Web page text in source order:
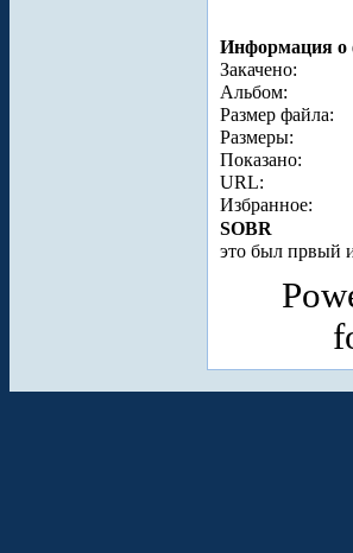
Информация о
Закачено:
Альбом:
Размер файла:
Размеры:
Показано:
URL:
Избранное:
SOBR
это был првый